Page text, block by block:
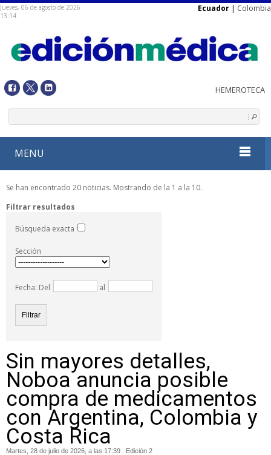
Jueves, 06 de agosto de 2026
13:14
Ecuador | Colombia
MENU
Se han encontrado 20 noticias. Mostrando de la 1 a la 10.
Filtrar resultados
Búsqueda exacta
Sección
Fecha: Del al
Sin mayores detalles,
Noboa anuncia posible
compra de medicamentos
con Argentina, Colombia y
Costa Rica
Martes, 28 de julio de 2026, a las 17:39 . Edición 2